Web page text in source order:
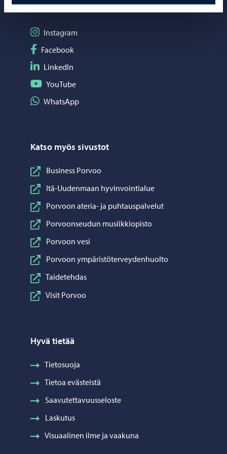
Seuraa Instagram
Instagram
Seuraa Facebook
Facebook
Seuraa LinkedIn
LinkedIn
Seuraa YouTube
YouTube
Jaa WhatsApp
WhatsApp
Katso myös sivustot
Business Porvoo
Itä-Uudenmaan hyvinvointialue
Porvoon ateria- ja puhtauspalvelut
Porvoonseudun musiikkiopisto
Porvoon vesi
Porvoon ympäristöterveydenhuolto
Taidetehdas
Visit Porvoo
Hyvä tietää
Tietosuoja
Tietoa evästeistä
Saavutettavuusseloste
Laskutus
Visuaalinen ilme ja vaakuna